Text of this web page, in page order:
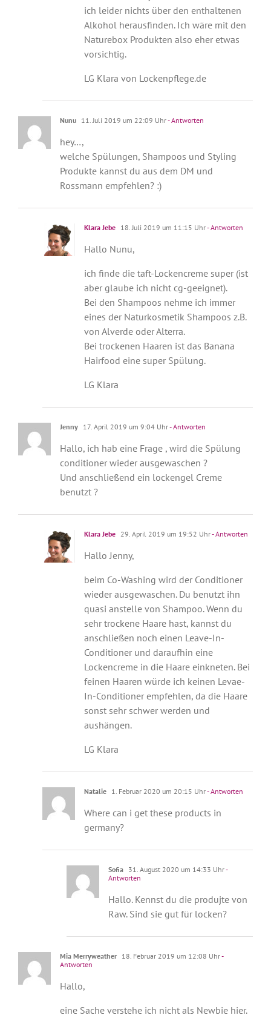
ich leider nichts über den enthaltenen
Alkohol herausfinden. Ich wäre mit den
Naturebox Produkten also eher etwas
vorsichtig.
LG Klara von Lockenpflege.de
Nunu 11. Juli 2019 um 22:09 Uhr- Antworten
hey…,
welche Spülungen, Shampoos und Styling
Produkte kannst du aus dem DM und
Rossmann empfehlen? :)
Klara Jebe 18. Juli 2019 um 11:15 Uhr- Antworten
Hallo Nunu,
ich finde die taft-Lockencreme super (ist
aber glaube ich nicht cg-geeignet).
Bei den Shampoos nehme ich immer
eines der Naturkosmetik Shampoos z.B.
von Alverde oder Alterra.
Bei trockenen Haaren ist das Banana
Hairfood eine super Spülung.
LG Klara
Jenny 17. April 2019 um 9:04 Uhr- Antworten
Hallo, ich hab eine Frage , wird die Spülung
conditioner wieder ausgewaschen ?
Und anschließend ein lockengel Creme
benutzt ?
Klara Jebe 29. April 2019 um 19:52 Uhr- Antworten
Hallo Jenny,
beim Co-Washing wird der Conditioner
wieder ausgewaschen. Du benutzt ihn
quasi anstelle von Shampoo. Wenn du
sehr trockene Haare hast, kannst du
anschließen noch einen Leave-In-
Conditioner und daraufhin eine
Lockencreme in die Haare einkneten. Bei
feinen Haaren würde ich keinen Levae-
In-Conditioner empfehlen, da die Haare
sonst sehr schwer werden und
aushängen.
LG Klara
Natalie 1. Februar 2020 um 20:15 Uhr- Antworten
Where can i get these products in
germany?
Sofia 31. August 2020 um 14:33 Uhr-
Antworten
Hallo. Kennst du die produjte von
Raw. Sind sie gut für locken?
Mia Merryweather 18. Februar 2019 um 12:08 Uhr-
Antworten
Hallo,
eine Sache verstehe ich nicht als Newbie hier.